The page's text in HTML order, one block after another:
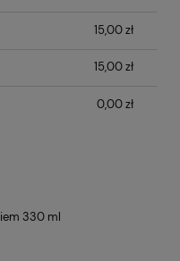
15,00 zł
15,00 zł
0,00 zł
330 ml